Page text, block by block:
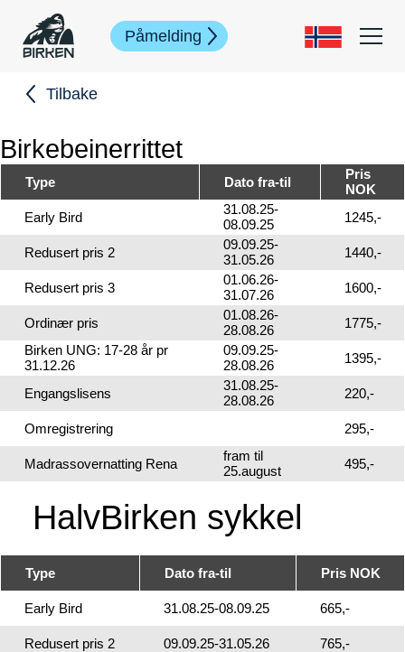
Påmelding
Tilbake
Birkebeinerrittet
Type Dato fra-til
Pris
NOK
Early Bird
31.08.25-
08.09.25
1245,-
Redusert pris 2
09.09.25-
31.05.26
1440,-
Redusert pris 3
01.06.26-
31.07.26
1600,-
Ordinær pris
01.08.26-
28.08.26
1775,-
Birken UNG: 17-28 år pr
31.12.26
09.09.25-
28.08.26
1395,-
Engangslisens
31.08.25-
28.08.26
220,-
Omregistrering 295,-
Madrassovernatting Rena
fram til
25.august
495,-
HalvBirken sykkel
Type Dato fra-til Pris NOK
Early Bird 31.08.25-08.09.25 665,-
Redusert pris 2 09.09.25-31.05.26 765,-